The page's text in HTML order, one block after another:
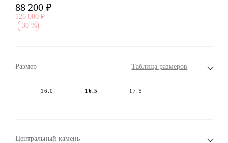
88 200 ₽
126 000 ₽
-30 %
Размер Таблица размеров
16.0 16.5 17.5
Центральный камень